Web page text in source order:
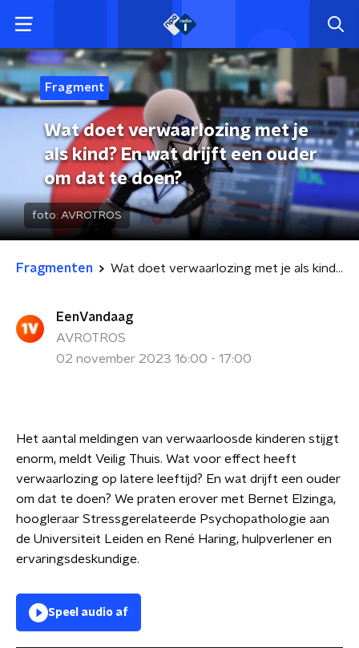
Fragment
Wat doet verwaarlozing met je
als kind? En wat drijft een ouder
om dat te doen?
foto: AVROTROS
Fragmenten Wat doet verwaarlozing met je als kind? En wat drijft een ouder om dat te doen?
EenVandaag
AVROTROS
02 november 2023 16:00 - 17:00
Het aantal meldingen van verwaarloosde kinderen stijgt
enorm, meldt Veilig Thuis. Wat voor effect heeft
verwaarlozing op latere leeftijd? En wat drijft een ouder
om dat te doen? We praten erover met Bernet Elzinga,
hoogleraar Stressgerelateerde Psychopathologie aan
de Universiteit Leiden en René Haring, hulpverlener en
ervaringsdeskundige.
Speel audio af